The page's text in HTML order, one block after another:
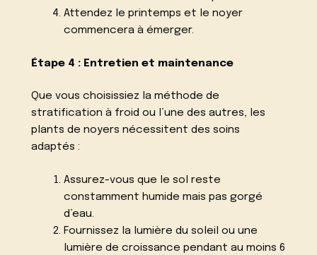
Attendez le printemps et le noyer
commencera à émerger.
Étape 4 : Entretien et maintenance
Que vous choisissiez la méthode de
stratification à froid ou l’une des autres, les
plants de noyers nécessitent des soins
adaptés :
Assurez-vous que le sol reste
constamment humide mais pas gorgé
d’eau.
Fournissez la lumière du soleil ou une
lumière de croissance pendant au moins 6